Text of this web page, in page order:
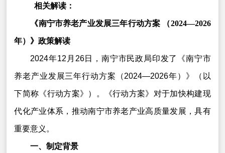
相关解读：
《南宁市养老产业发展三年行动方案 （2024—2026
年）》政策解读
2024年12月26日，南宁市民政局印发了《南宁市
养老产业发展三年行动方案（2024—2026年）》（以
下简称《行动方案》）。《行动方案》对于加快构建现
代化产业体系，推动南宁市养老产业高质量发展，具有
重要意义。
一、制定背景